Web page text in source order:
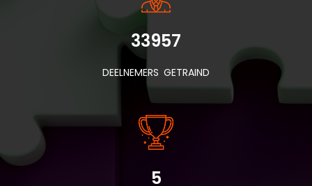
33957
DEELNEMERS GETRAIND
5